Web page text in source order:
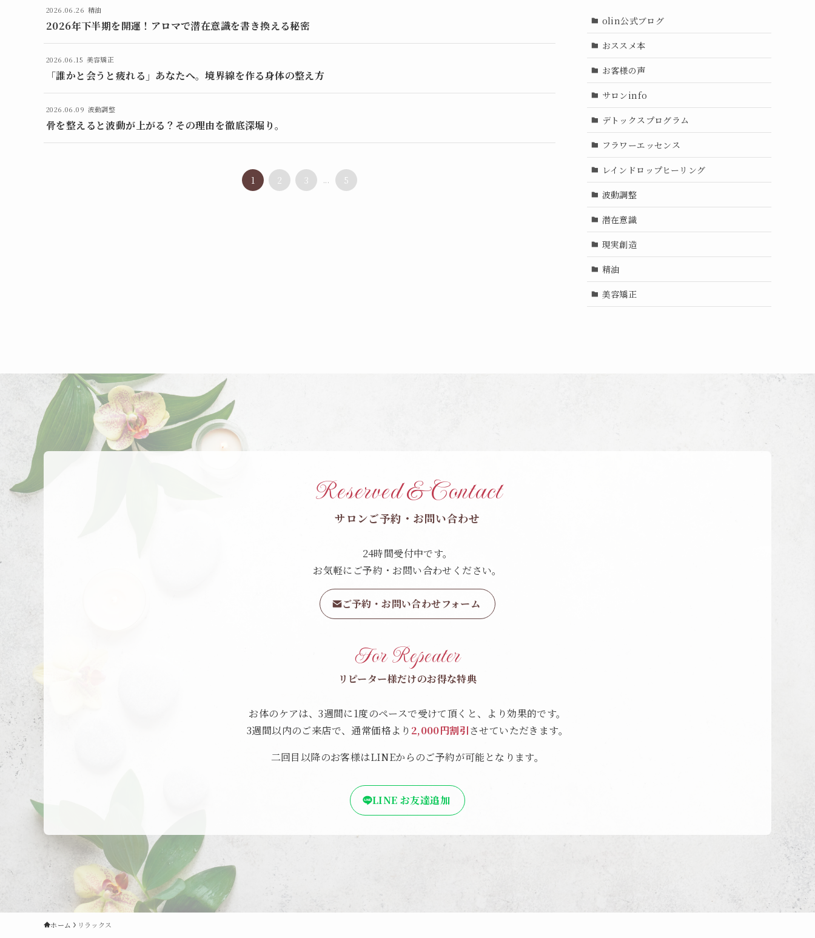
2026.06.26 精油
2026年下半期を開運！アロマで潜在意識を書き換える秘密
2026.06.15 美容矯正
「誰かと会うと疲れる」あなたへ。境界線を作る身体の整え方
2026.06.09 波動調整
骨を整えると波動が上がる？その理由を徹底深堀り。
1 2 3 ... 5
olin公式ブログ
おススメ本
お客様の声
サロンinfo
デトックスプログラム
フラワーエッセンス
レインドロップヒーリング
波動調整
潜在意識
現実創造
精油
美容矯正
Reserved & Contact
サロンご予約・お問い合わせ
24時間受付中です。
お気軽にご予約・お問い合わせください。
ご予約・お問い合わせフォーム
For Repeater
リピーター様だけのお得な特典
お体のケアは、3週間に1度のペースで受けて頂くと、より効果的です。
3週間以内のご来店で、通常価格より 2,000円割引させていただきます。
二回目以降のお客様はLINEからのご予約が可能となります。
LINE お友達追加
ホーム リラックス